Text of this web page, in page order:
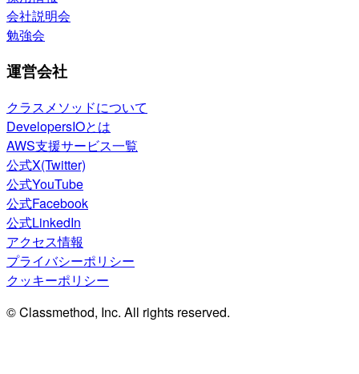
会社説明会
勉強会
運営会社
クラスメソッドについて
DevelopersIOとは
AWS支援サービス一覧
公式X(Twitter)
公式YouTube
公式Facebook
公式LinkedIn
アクセス情報
プライバシーポリシー
クッキーポリシー
© Classmethod, Inc. All rights reserved.